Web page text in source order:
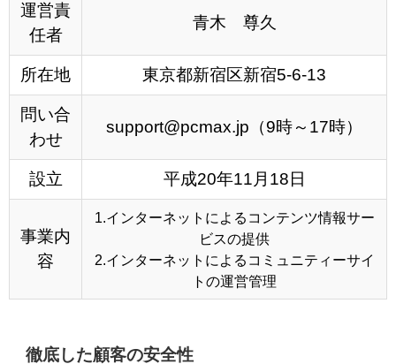
運営責
任者
青木 尊久
所在地 東京都新宿区新宿5-6-13
問い合
わせ
support@pcmax.jp（9時～17時）
設立 平成20年11月18日
事業内
容
1.インターネットによるコンテンツ情報サー
ビスの提供
2.インターネットによるコミュニティーサイ
トの運営管理
徹底した顧客の安全性